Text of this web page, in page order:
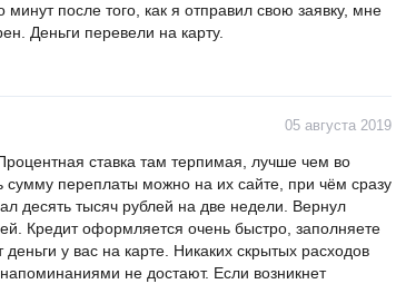
после того, как я отправил свою заявку, мне
Деньги перевели на карту.
05 августа 2019
ставка там терпимая, лучше чем во
сумму переплаты можно на их сайте, при чём сразу
десять тысяч рублей на две недели. Вернул
Кредит оформляется очень быстро, заполняете
у вас на карте. Никаких скрытых расходов
не достают. Если возникнет